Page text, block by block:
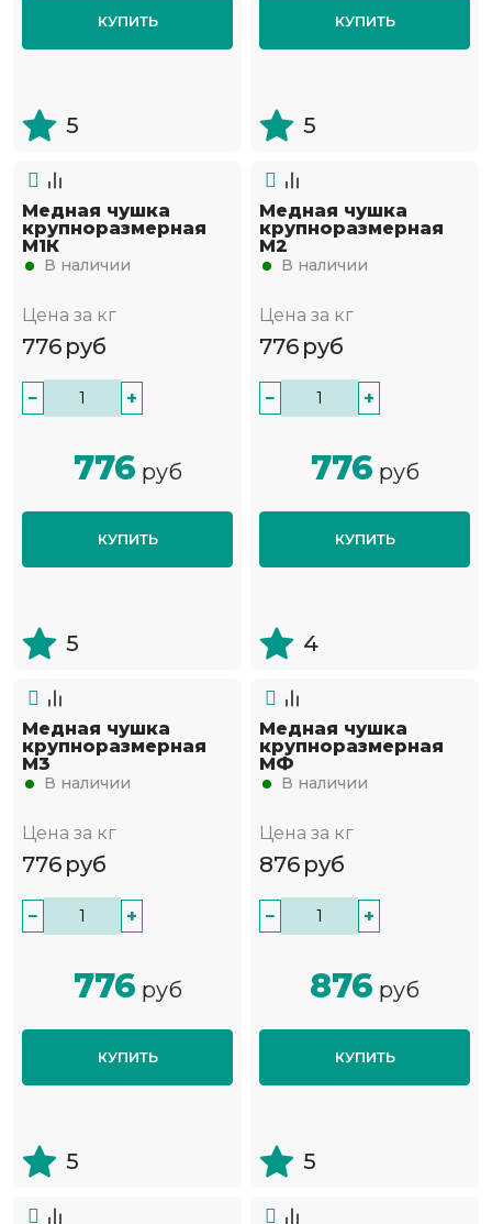
КУПИТЬ
5
КУПИТЬ
5
Медная чушка
крупноразмерная
М1К
В наличии
Цена за кг
776 руб
− +
776 руб
КУПИТЬ
5
Медная чушка
крупноразмерная
М2
В наличии
Цена за кг
776 руб
− +
776 руб
КУПИТЬ
4
Медная чушка
крупноразмерная
М3
В наличии
Цена за кг
776 руб
− +
776 руб
КУПИТЬ
5
Медная чушка
крупноразмерная
МФ
В наличии
Цена за кг
876 руб
− +
876 руб
КУПИТЬ
5